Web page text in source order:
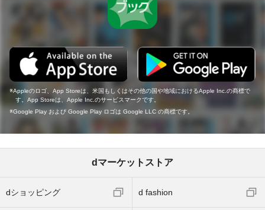
Appleのロゴ、App Storeは、米国もしくはその他の国や地域におけるApple Inc.の商標で
す。App Storeは、Apple Inc.のサービスマークです。
Google Play および Google Play ロゴは Google LLC の商標です。
dマーケットストア
dショッピング d fashion